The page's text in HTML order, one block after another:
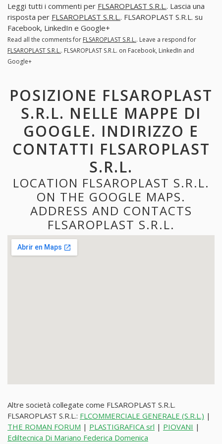
Leggi tutti i commenti per FLSAROPLAST S.R.L.. Lascia una
risposta per FLSAROPLAST S.R.L.. FLSAROPLAST S.R.L. su
Facebook, LinkedIn e Google+
Read all the comments for FLSAROPLAST S.R.L.. Leave a respond for
FLSAROPLAST S.R.L.. FLSAROPLAST S.R.L. on Facebook, LinkedIn and
Google+
POSIZIONE FLSAROPLAST
S.R.L. NELLE MAPPE DI
GOOGLE. INDIRIZZO E
CONTATTI FLSAROPLAST
S.R.L.
LOCATION FLSAROPLAST S.R.L.
ON THE GOOGLE MAPS.
ADDRESS AND CONTACTS
FLSAROPLAST S.R.L.
Altre società collegate come FLSAROPLAST S.R.L.
FLSAROPLAST S.R.L.: FLCOMMERCIALE GENERALE (S.R.L.) |
THE ROMAN FORUM | PLASTIGRAFICA srl | PIOVANI |
Ediltecnica Di Mariano Federica Domenica